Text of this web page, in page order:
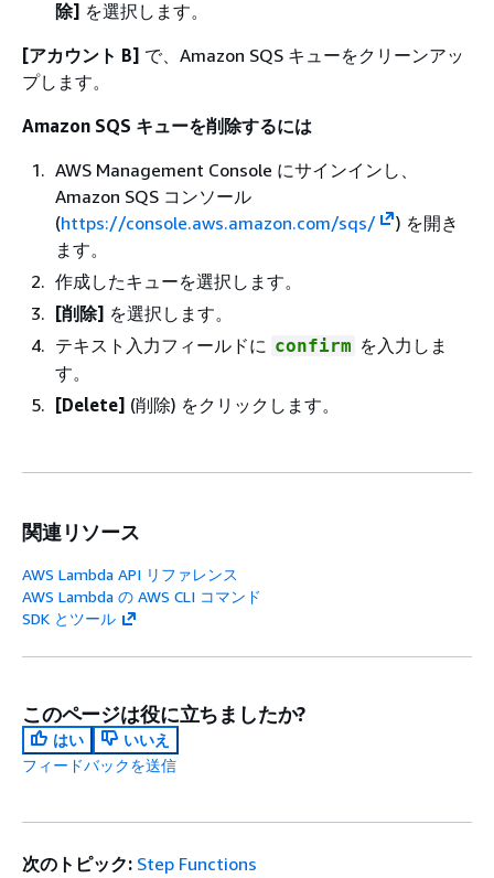
除] を選択します。
[アカウント B] で、Amazon SQS キューをクリーンアッ
プします。
Amazon SQS キューを削除するには
AWS Management Console にサインインし、
Amazon SQS コンソール
(https://console.aws.amazon.com/sqs/
) を開き
ます。
作成したキューを選択します。
[削除] を選択します。
テキスト入力フィールドに confirm を入力しま
す。
[Delete] (削除) をクリックします。
関連リソース
AWS Lambda API リファレンス
AWS Lambda の AWS CLI コマンド
SDK とツール
このページは役に立ちましたか?
はい
いいえ
フィードバックを送信
次のトピック: Step Functions